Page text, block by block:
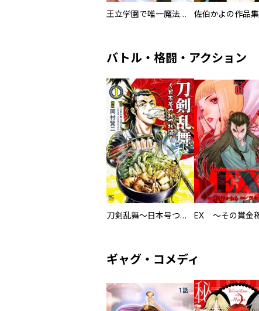
王立学園で唯一魔法が使えない庶民仲間のはずですよね～実は王子様で私を溺愛しているなんて告白はやめてください～ 佐伯かよの作品集
バトル・格闘・アクション
刀剣乱舞～日本号つれづれ酒～
ギャグ・コメディ